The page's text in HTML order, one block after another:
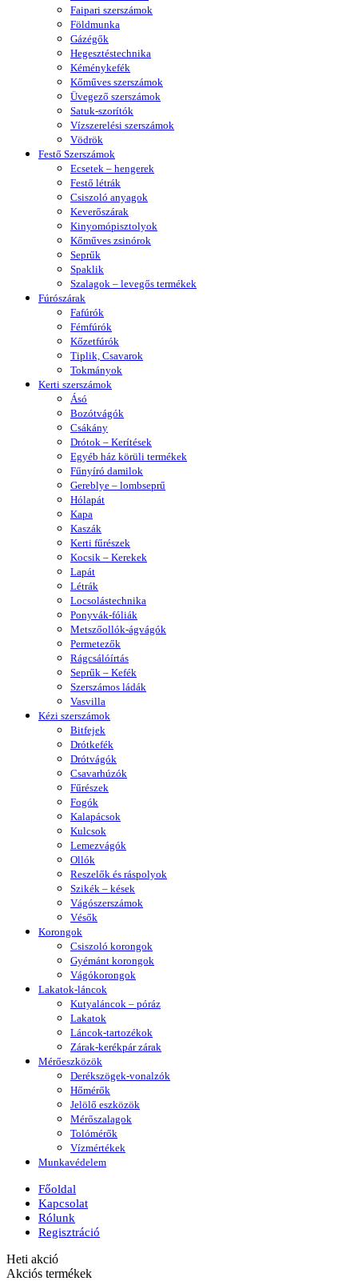
Faipari szerszámok
Földmunka
Gázégők
Hegesztéstechnika
Kéménykefék
Kőműves szerszámok
Üvegező szerszámok
Satuk-szorítók
Vízszerelési szerszámok
Vödrök
Festő Szerszámok
Ecsetek – hengerek
Festő létrák
Csiszoló anyagok
Keverőszárak
Kinyomópisztolyok
Kőműves zsinórok
Seprűk
Spaklik
Szalagok – levegős termékek
Fúrószárak
Fafúrók
Fémfúrók
Kőzetfúrók
Tiplik, Csavarok
Tokmányok
Kerti szerszámok
Ásó
Bozótvágók
Csákány
Drótok – Kerítések
Egyéb ház körüli termékek
Fűnyíró damilok
Gereblye – lombseprű
Hólapát
Kapa
Kaszák
Kerti fűrészek
Kocsik – Kerekek
Lapát
Létrák
Locsolástechnika
Ponyvák-fóliák
Metszőollók-ágvágók
Permetezők
Rágcsálóírtás
Seprűk – Kefék
Szerszámos ládák
Vasvilla
Kézi szerszámok
Bitfejek
Drótkefék
Drótvágók
Csavarhúzók
Fűrészek
Fogók
Kalapácsok
Kulcsok
Lemezvágók
Ollók
Reszelők és ráspolyok
Szikék – kések
Vágószerszámok
Vésők
Korongok
Csiszoló korongok
Gyémánt korongok
Vágókorongok
Lakatok-láncok
Kutyaláncok – póráz
Lakatok
Láncok-tartozékok
Zárak-kerékpár zárak
Mérőeszközök
Derékszögek-vonalzók
Hőmérők
Jelölő eszközök
Mérőszalagok
Tolómérők
Vízmértékek
Munkavédelem
Főoldal
Kapcsolat
Rólunk
Regisztráció
Heti akció
Akciós termékek